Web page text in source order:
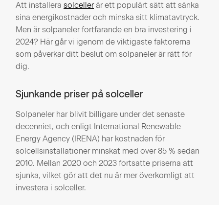
Att installera solcellerär ett populärt sätt att sänka
sina energikostnader och minska sitt klimatavtryck.
Men är solpaneler fortfarande en bra investering i
2024? Här går vi igenom de viktigaste faktorerna
som påverkar ditt beslut om solpaneler är rätt för
dig.
Sjunkande priser på solceller
Solpaneler har blivit billigare under det senaste
decenniet, och enligt International Renewable
Energy Agency (IRENA) har kostnaden för
solcellsinstallationer minskat med över 85 % sedan
2010. Mellan 2020 och 2023 fortsatte priserna att
sjunka, vilket gör att det nu är mer överkomligt att
investera i solceller.